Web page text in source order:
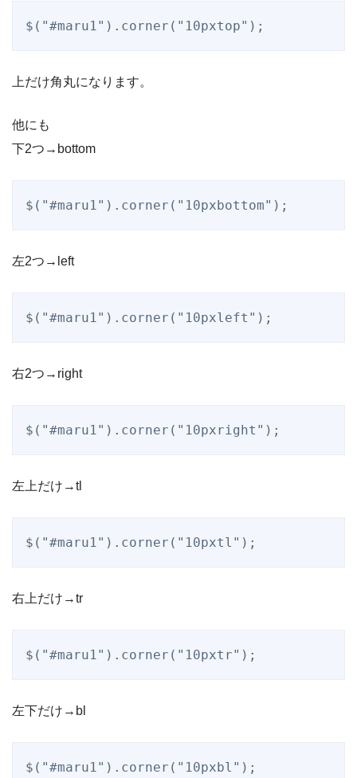
$("#maru1").corner("10pxtop");
上だけ角丸になります。
他にも
下2つ→bottom
$("#maru1").corner("10pxbottom");
左2つ→left
$("#maru1").corner("10pxleft");
右2つ→right
$("#maru1").corner("10pxright");
左上だけ→tl
$("#maru1").corner("10pxtl");
右上だけ→tr
$("#maru1").corner("10pxtr");
左下だけ→bl
$("#maru1").corner("10pxbl");